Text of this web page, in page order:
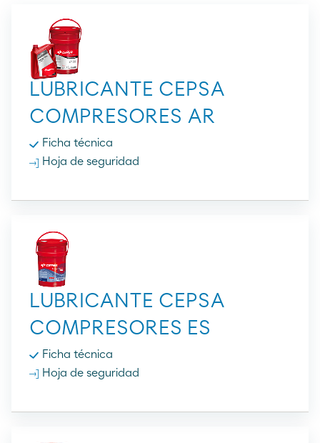
LUBRICANTE CEPSA
COMPRESORES AR
Ficha técnica
Hoja de seguridad
LUBRICANTE CEPSA
COMPRESORES ES
Ficha técnica
Hoja de seguridad